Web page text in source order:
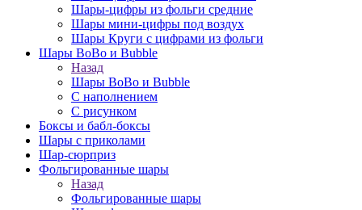
Шары-цифры из фольги средние
Шары мини-цифры под воздух
Шары Круги с цифрами из фольги
Шары BoBo и Bubble
Назад
Шары BoBo и Bubble
С наполнением
С рисунком
Боксы и бабл-боксы
Шары с приколами
Шар-сюрприз
Фольгированные шары
Назад
Фольгированные шары